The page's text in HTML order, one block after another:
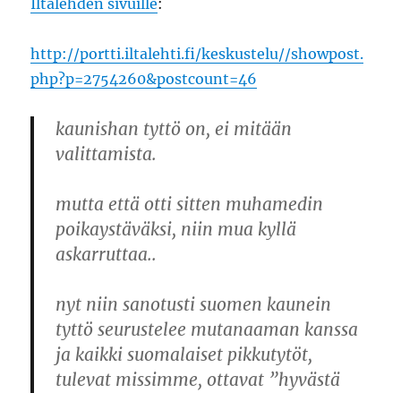
Iltalehden sivuille:
http://portti.iltalehti.fi/keskustelu//showpost.
php?p=2754260&postcount=46
kaunishan tyttö on, ei mitään
valittamista.
mutta että otti sitten muhamedin
poikaystäväksi, niin mua kyllä
askarruttaa..
nyt niin sanotusti suomen kaunein
tyttö seurustelee mutanaaman kanssa
ja kaikki suomalaiset pikkutytöt,
tulevat missimme, ottavat ”hyvästä